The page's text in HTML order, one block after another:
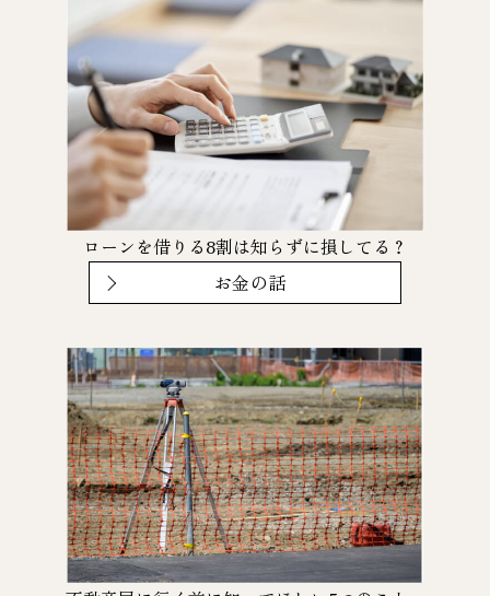
ローンを借りる8割は知らずに損してる？
お金の話